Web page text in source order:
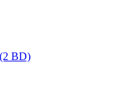
BD)